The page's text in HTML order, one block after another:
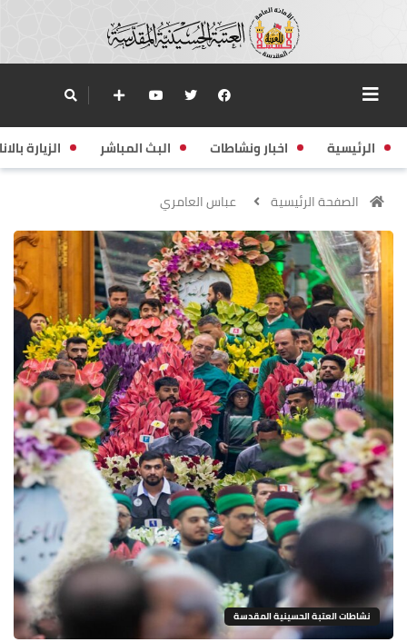
الرئيسية اخبار ونشاطات البث المباشر الزيارة
الصفحة الرئيسية عباس العامري
نشاطات العتبة الحسينية المقدسة